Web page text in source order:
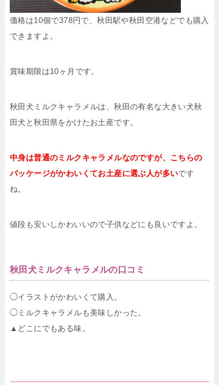
価格は10個で378円で、秋田駅や秋田空港などでも購入
できますよ。
賞味期限は10ヶ月です。
秋田犬ミルクキャラメルは、秋田の有名な大きい犬秋
田犬と秋田県をかけたお土産です。
中身は普通のミルクキャラメルなのですが、こちらの
パッケージがかわいくてお土産に選ぶ人が多いです
ね。
値段も安いしかわいいので子供などにも良いですよ。
秋田犬ミルクキャラメルの口コミ
◯イラストがかわいくて購入。
◯ミルクキャラメルも美味しかった。
▲どこにでもある味。